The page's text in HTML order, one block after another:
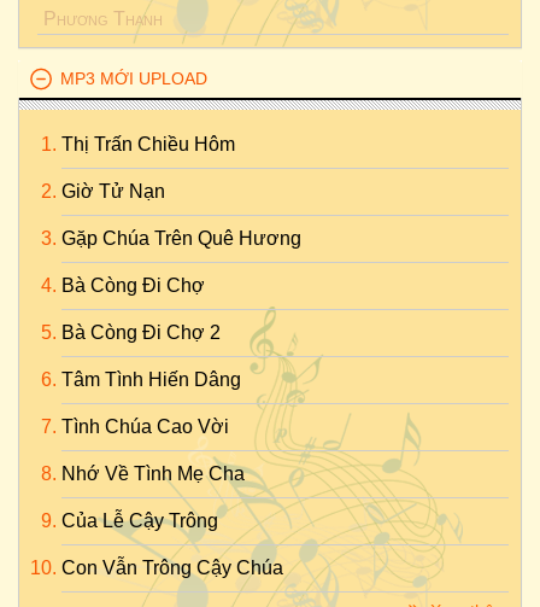
Phương Thanh
MP3 MỚI UPLOAD
Thị Trấn Chiều Hôm
Giờ Tử Nạn
Gặp Chúa Trên Quê Hương
Bà Còng Đi Chợ
Bà Còng Đi Chợ 2
Tâm Tình Hiến Dâng
Tình Chúa Cao Vời
Nhớ Về Tình Mẹ Cha
Của Lễ Cậy Trông
Con Vẫn Trông Cậy Chúa